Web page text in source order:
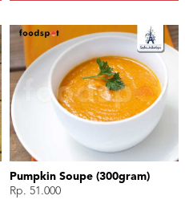
Pumpkin Soupe (300gram)
Rp. 51.000